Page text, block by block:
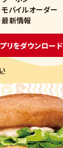
モバイルオーダー
最新情報
リをダウンロード